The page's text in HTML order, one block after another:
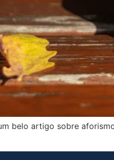
belo artigo sobre